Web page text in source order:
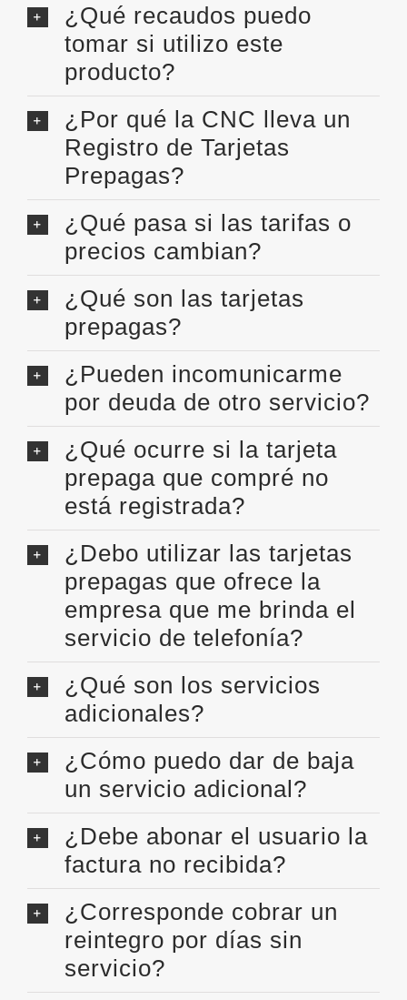
¿Qué recaudos puedo
tomar si utilizo este
producto?
¿Por qué la CNC lleva un
Registro de Tarjetas
Prepagas?
¿Qué pasa si las tarifas o
precios cambian?
¿Qué son las tarjetas
prepagas?
¿Pueden incomunicarme
por deuda de otro servicio?
¿Qué ocurre si la tarjeta
prepaga que compré no
está registrada?
¿Debo utilizar las tarjetas
prepagas que ofrece la
empresa que me brinda el
servicio de telefonía?
¿Qué son los servicios
adicionales?
¿Cómo puedo dar de baja
un servicio adicional?
¿Debe abonar el usuario la
factura no recibida?
¿Corresponde cobrar un
reintegro por días sin
servicio?